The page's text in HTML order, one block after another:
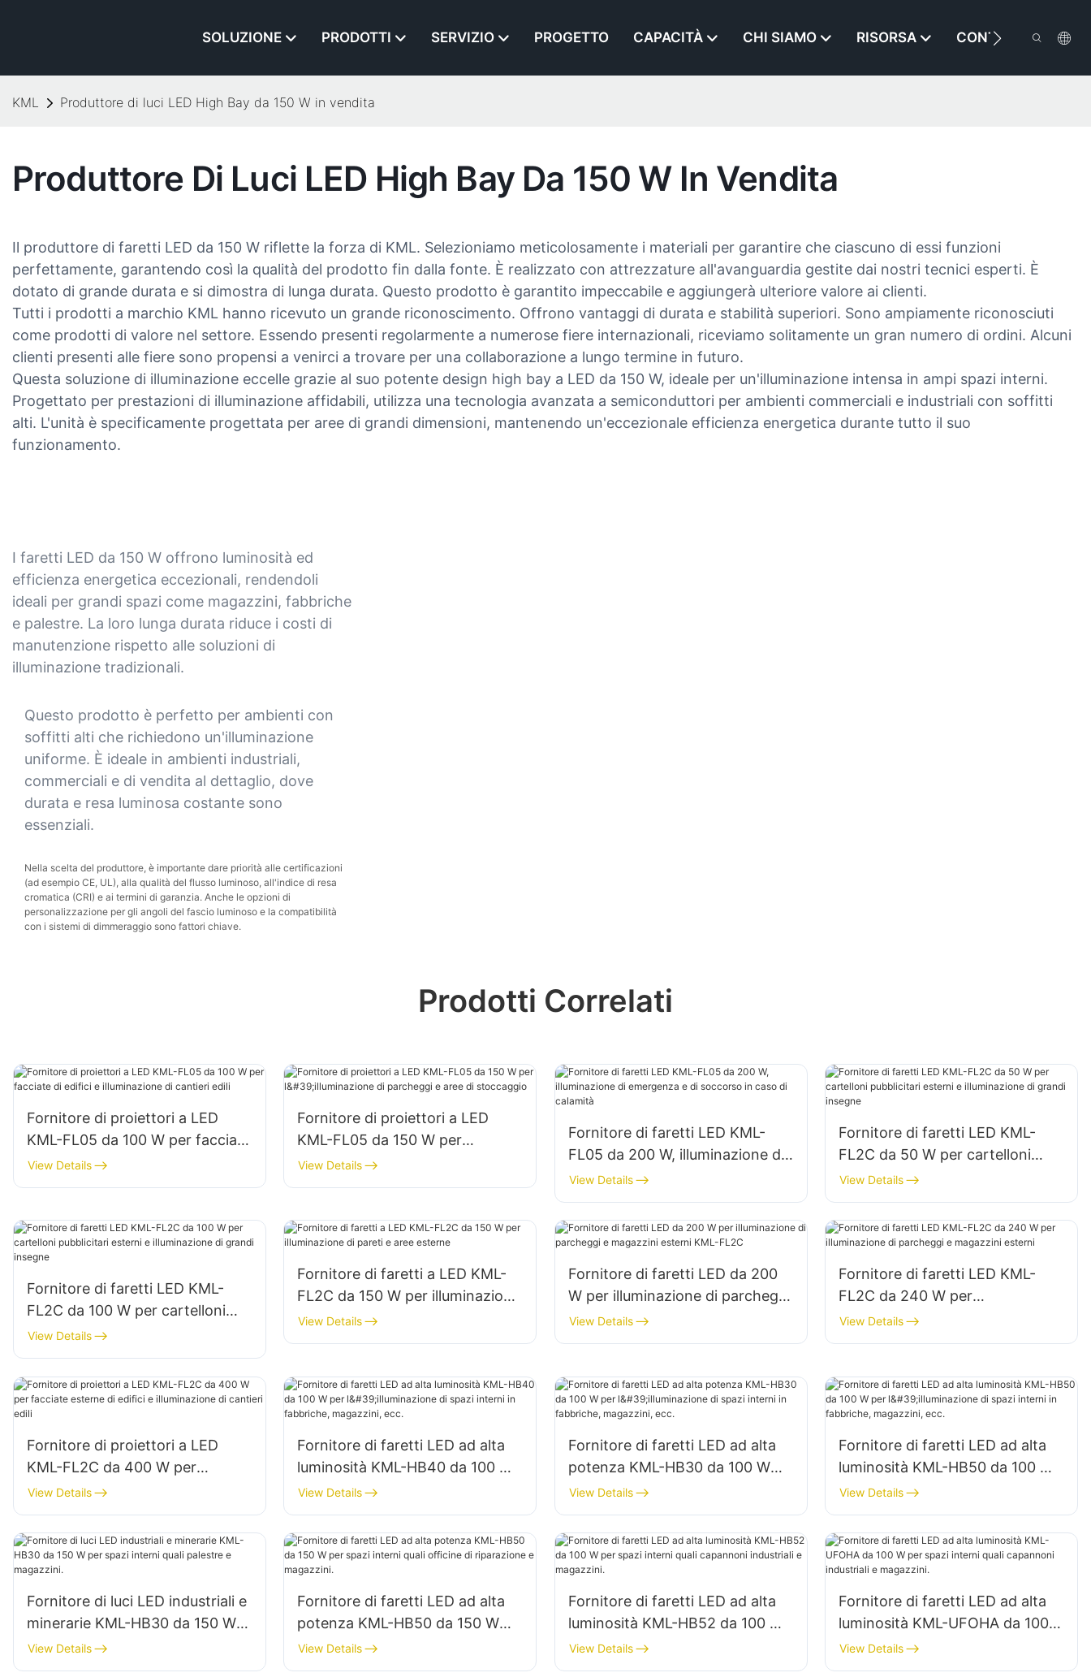
SOLUZIONE PRODOTTI SERVIZIO PROGETTO CAPACITÀ CHI SIAMO RISORSA CONTATTACI
KML Produttore di luci LED High Bay da 150 W in vendita
Produttore Di Luci LED High Bay Da 150 W In Vendita
Il produttore di faretti LED da 150 W riflette la forza di KML. Selezioniamo meticolosamente i materiali per garantire che ciascuno di essi funzioni
perfettamente, garantendo così la qualità del prodotto fin dalla fonte. È realizzato con attrezzature all'avanguardia gestite dai nostri tecnici esperti. È
dotato di grande durata e si dimostra di lunga durata. Questo prodotto è garantito impeccabile e aggiungerà ulteriore valore ai clienti.
Tutti i prodotti a marchio KML hanno ricevuto un grande riconoscimento. Offrono vantaggi di durata e stabilità superiori. Sono ampiamente riconosciuti
come prodotti di valore nel settore. Essendo presenti regolarmente a numerose fiere internazionali, riceviamo solitamente un gran numero di ordini. Alcuni
clienti presenti alle fiere sono propensi a venirci a trovare per una collaborazione a lungo termine in futuro.
Questa soluzione di illuminazione eccelle grazie al suo potente design high bay a LED da 150 W, ideale per un'illuminazione intensa in ampi spazi interni.
Progettato per prestazioni di illuminazione affidabili, utilizza una tecnologia avanzata a semiconduttori per ambienti commerciali e industriali con soffitti
alti. L'unità è specificamente progettata per aree di grandi dimensioni, mantenendo un'eccezionale efficienza energetica durante tutto il suo
funzionamento.
I faretti LED da 150 W offrono luminosità ed
efficienza energetica eccezionali, rendendoli
ideali per grandi spazi come magazzini, fabbriche
e palestre. La loro lunga durata riduce i costi di
manutenzione rispetto alle soluzioni di
illuminazione tradizionali.
Questo prodotto è perfetto per ambienti con
soffitti alti che richiedono un'illuminazione
uniforme. È ideale in ambienti industriali,
commerciali e di vendita al dettaglio, dove
durata e resa luminosa costante sono
essenziali.
Nella scelta del produttore, è importante dare priorità alle certificazioni
(ad esempio CE, UL), alla qualità del flusso luminoso, all'indice di resa
cromatica (CRI) e ai termini di garanzia. Anche le opzioni di
personalizzazione per gli angoli del fascio luminoso e la compatibilità
con i sistemi di dimmeraggio sono fattori chiave.
Prodotti Correlati
Fornitore di proiettori a LED
KML-FL05 da 100 W per facciate
di edifici e illuminazione di
cantieri edili
View Details
Fornitore di proiettori a LED
KML-FL05 da 150 W per
l'illuminazione di parcheggi e
aree di stoccaggio
View Details
Fornitore di faretti LED KML-
FL05 da 200 W, illuminazione di
emergenza e di soccorso in
caso di calamità
View Details
Fornitore di faretti LED KML-
FL2C da 50 W per cartelloni
pubblicitari esterni e
illuminazione di grandi insegne
View Details
Fornitore di faretti LED KML-
FL2C da 100 W per cartelloni
pubblicitari esterni e
illuminazione di grandi insegne
View Details
Fornitore di faretti a LED KML-
FL2C da 150 W per illuminazione
di pareti e aree esterne
View Details
Fornitore di faretti LED da 200
W per illuminazione di parcheggi
e magazzini esterni KML-FL2C
View Details
Fornitore di faretti LED KML-
FL2C da 240 W per
illuminazione di parcheggi e
magazzini esterni
View Details
Fornitore di proiettori a LED
KML-FL2C da 400 W per
facciate esterne di edifici e
illuminazione di cantieri edili
View Details
Fornitore di faretti LED ad alta
luminosità KML-HB40 da 100 W
per l'illuminazione di spazi
interni in fabbriche, magazzini,
ecc.
View Details
Fornitore di faretti LED ad alta
potenza KML-HB30 da 100 W
per l'illuminazione di spazi
interni in fabbriche, magazzini,
ecc.
View Details
Fornitore di faretti LED ad alta
luminosità KML-HB50 da 100 W
per l'illuminazione di spazi
interni in fabbriche, magazzini,
ecc.
View Details
Fornitore di luci LED industriali e
minerarie KML-HB30 da 150 W
per spazi interni quali palestre e
magazzini.
View Details
Fornitore di faretti LED ad alta
potenza KML-HB50 da 150 W
per spazi interni quali officine di
riparazione e magazzini.
View Details
Fornitore di faretti LED ad alta
luminosità KML-HB52 da 100 W
per spazi interni quali capannoni
industriali e magazzini.
View Details
Fornitore di faretti LED ad alta
luminosità KML-UFOHA da 100
W per spazi interni quali
capannoni industriali e
View Details